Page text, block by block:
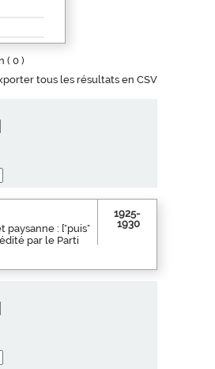
( 0 )
tous les résultats en CSV
paysanne : ["puis"
par le Parti
1925-
1930